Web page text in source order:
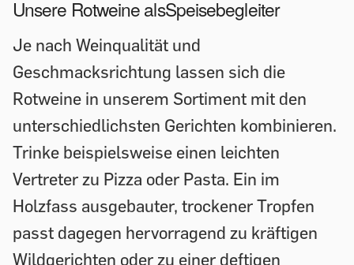
Unsere Rotweine alsSpeisebegleiter
Je nach Weinqualität und
Geschmacksrichtung lassen sich die
Rotweine in unserem Sortiment mit den
unterschiedlichsten Gerichten kombinieren.
Trinke beispielsweise einen leichten
Vertreter zu Pizza oder Pasta. Ein im
Holzfass ausgebauter, trockener Tropfen
passt dagegen hervorragend zu kräftigen
Wildgerichten oder zu einer deftigen